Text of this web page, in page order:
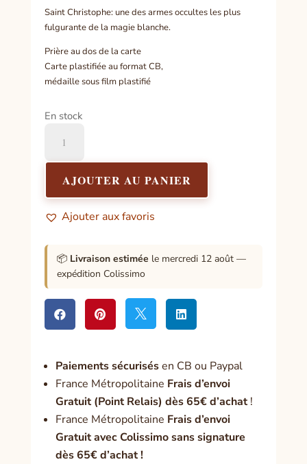
Saint Christophe: une des armes occultes les plus
fulgurante de la magie blanche.
Prière au dos de la carte
Carte plastifiée au format CB,
médaille sous film plastifié
En stock
Saint
Christophe
AJOUTER AU PANIER
Ajouter aux favoris
📦 Livraison estimée le mercredi 12 août —
expédition Colissimo
   
Paiements sécurisésen CB ou Paypal
France Métropolitaine Frais d’envoi
Gratuit (Point Relais) dès 65€ d’achat!
France Métropolitaine Frais d’envoi
Gratuit avec Colissimo sans signature
dès 65€ d’achat !